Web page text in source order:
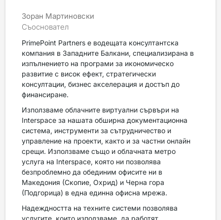
Зоран Мартиновски
Съосновател
PrimePoint Partners е водещата консултантска
компания в Западните Балкани, специализирана в
изпълнението на програми за икономическо
развитие с висок ефект, стратегически
консултации, бизнес акселерация и достъп до
финансиране.
Използваме облачните виртуални сървъри на
Interspace за нашата обширна документационна
система, инструменти за сътрудничество и
управление на проекти, както и за частни онлайн
срещи. Използваме също и облачната метро
услуга на Interspace, която ни позволява
безпроблемно да обединим офисите ни в
Македония (Скопие, Охрид) и Черна гора
(Подгорица) в една единна офисна мрежа.
Надеждността на техните системи позволява